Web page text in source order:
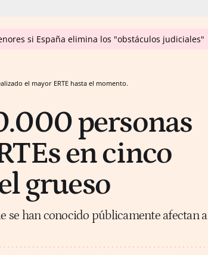
si España elimina los "obstáculos judiciales"
el mayor ERTE hasta el momento.
personas
en cinco
grueso
se han conocido públicamente afectan a